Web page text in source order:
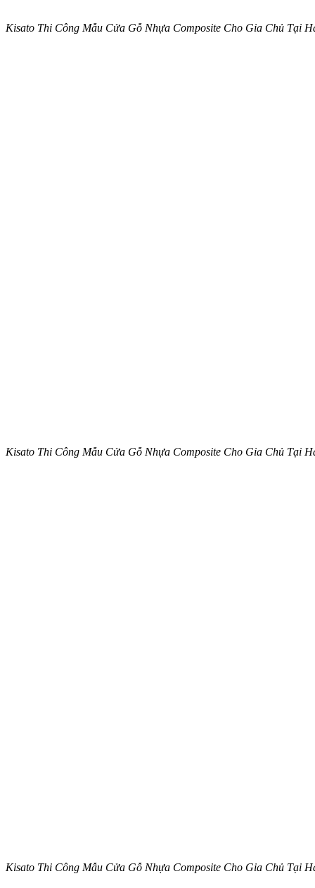
Kisato Thi Công Mẫu Cửa Gỗ Nhựa Composite Cho Gia Chủ Tại
Kisato Thi Công Mẫu Cửa Gỗ Nhựa Composite Cho Gia Chủ Tại
Kisato Thi Công Mẫu Cửa Gỗ Nhựa Composite Cho Gia Chủ Tại